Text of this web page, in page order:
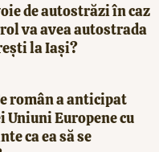
de autostrăzi în caz
va avea autostrada
la Iași?
român a anticipat
Uniuni Europene cu
ca ea să se